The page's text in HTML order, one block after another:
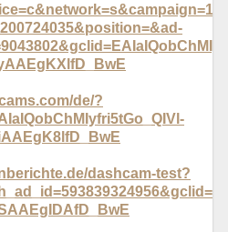
de/?
dashcam-test?